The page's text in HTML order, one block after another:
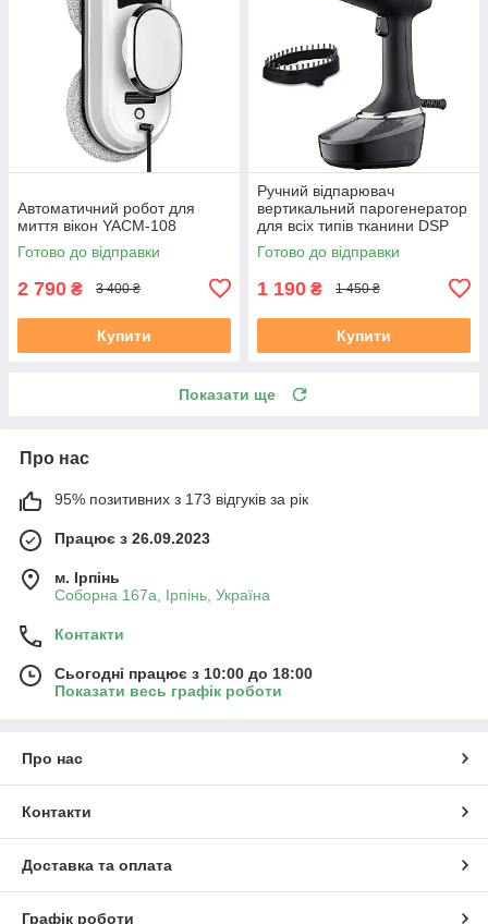
Автоматичний робот для
миття вікон YACM-108
Готово до відправки
2 790 ₴ 3 400 ₴
Купити
Ручний відпарювач
вертикальний парогенератор
для всіх типів тканини DSP
KD-1165 1500 Вт 400 мл
Готово до відправки
1 190 ₴ 1 450 ₴
Купити
Показати ще
Про нас
95% позитивних з 173 відгуків за рік
Працює з 26.09.2023
м. Ірпінь
Соборна 167а, Ірпінь, Україна
Контакти
Сьогодні працює з 10:00 до 18:00
Показати весь графік роботи
Про нас
Контакти
Доставка та оплата
Графік роботи